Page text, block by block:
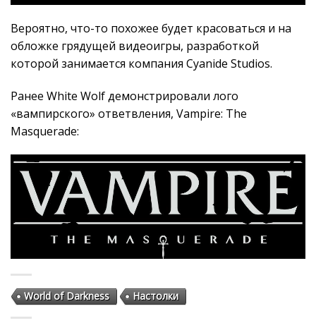
Вероятно, что-то похожее будет красоваться и на
обложке грядущей видеоигры, разработкой
которой занимается компания Cyanide Studios.
Ранее White Wolf демонстрировали лого
«вампирского» ответвления, Vampire: The
Masquerade:
World of Darkness Настолки